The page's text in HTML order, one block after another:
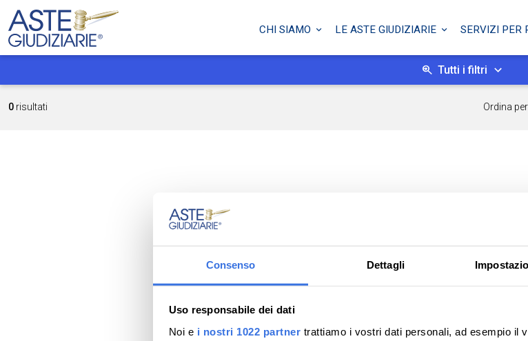
Consenso Dettagli
Uso responsabile dei dati
Noi e i nostri 1022 partner trattiamo i vostri dati personali, ad esempio il
CHI SIAMO LE ASTE GIUDIZIARIE SERVIZI PER
Tutti i filtri
0 risultati Ordina per